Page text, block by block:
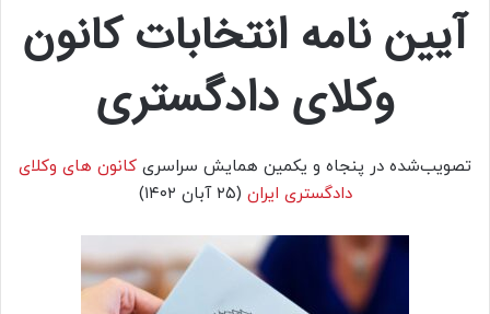
آیین نامه انتخابات کانون
وکلای دادگستری
تصویب‌شده در پنجاه و یکمین همایش سراسری کانون های وکلای
دادگستری ایران (۲۵ آبان ۱۴۰۲)